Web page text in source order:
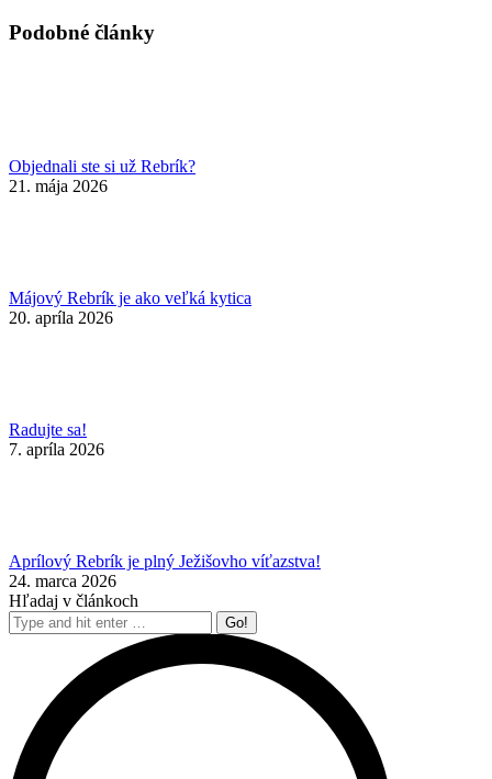
Podobné články
Objednali ste si už Rebrík?
21. mája 2026
Májový Rebrík je ako veľká kytica
20. apríla 2026
Radujte sa!
7. apríla 2026
Aprílový Rebrík je plný Ježišovho víťazstva!
24. marca 2026
Hľadaj v článkoch
Search: